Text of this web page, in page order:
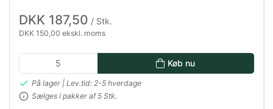
DKK 187,50 / Stk.
DKK 150,00 ekskl. moms
Køb nu
På lager | Lev.tid: 2-5 hverdage
Sælges i pakker af 5 Stk.